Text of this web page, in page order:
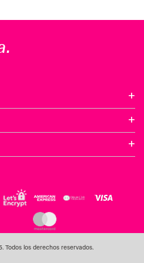
+
+
+
Todos los derechos reservados.